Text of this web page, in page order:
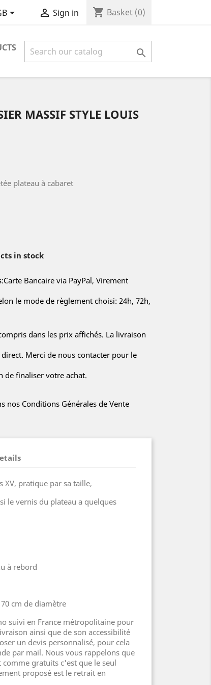
  Sign in shopping_cart Basket (0)

MASSIF STYLE LOUIS
plateau à cabaret
in stock
Bancaire via PayPal, Virement
le mode de règlement choisi: 24h, 72h,
dans les prix affichés. La livraison
Merci de nous contacter pour le
de finaliser votre achat.
nos Conditions Générales de Vente
XV, pratique par sa taille,
le vernis du plateau a quelques
à rebord
cm de diamètre
suivi en France métropolitaine pour
ainsi que de son accessibilité
un devis personnalisé, pour cela
par mail. Nous vous rappelons que
gratuits c'est que le seul
proposé est le retrait en